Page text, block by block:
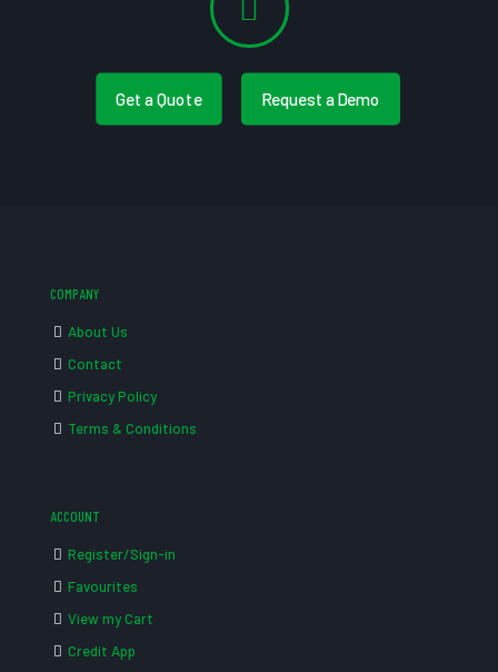
Get a Quote Request a Demo
COMPANY
About Us
Contact
Privacy Policy
Terms & Conditions
ACCOUNT
Register/Sign-in
Favourites
View my Cart
Credit App